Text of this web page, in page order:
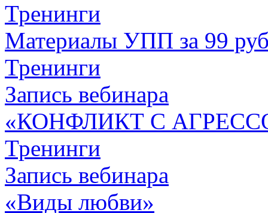
Тренинги
Материалы УПП за 99
Тренинги
Запись вебинара
«КОНФЛИКТ С
Тренинги
Запись вебинара
«Виды любви»